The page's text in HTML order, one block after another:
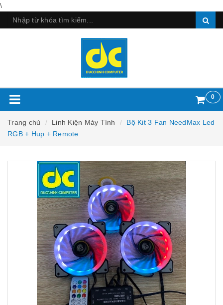
\
0
Trang chủ Linh Kiện Máy Tính
Bộ Kit 3 Fan NeedMax Led
RGB + Hup + Remote